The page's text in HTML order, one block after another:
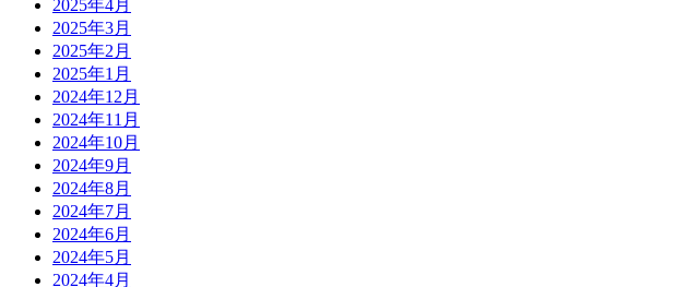
2025年4月
2025年3月
2025年2月
2025年1月
2024年12月
2024年11月
2024年10月
2024年9月
2024年8月
2024年7月
2024年6月
2024年5月
2024年4月